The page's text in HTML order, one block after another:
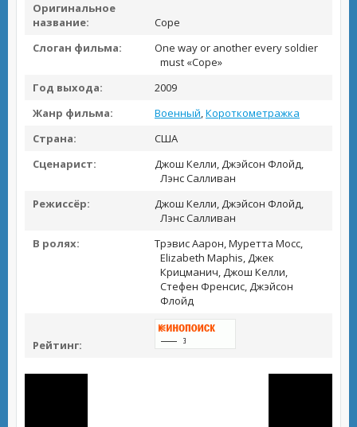
Оригинальное
название:
Cope
Слоган фильма:
One way or another every soldier
must «Cope»
Год выхода:
2009
Жанр фильма:
Военный,Короткометражка
Страна:
США
Сценарист:
Джош Келли, Джэйсон Флойд,
Лэнс Салливан
Режиссёр:
Джош Келли, Джэйсон Флойд,
Лэнс Салливан
В ролях:
Трэвис Аарон, Муретта Мосс,
Elizabeth Maphis, Джек
Крицманич, Джош Келли,
Стефен Френсис, Джэйсон
Флойд
Рейтинг: